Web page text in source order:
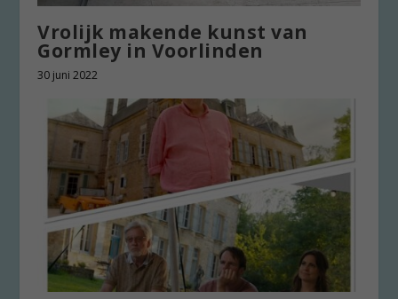
Vrolijk makende kunst van
Gormley in Voorlinden
30 juni 2022